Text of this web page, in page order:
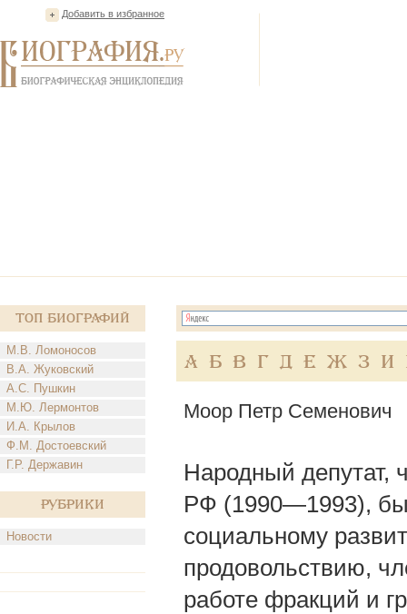
Добавить в избранное
Топ Биографий
М.В. Ломоносов
В.А. Жуковский
А.С. Пушкин
М.Ю. Лермонтов
И.А. Крылов
Ф.М. Достоевский
Г.Р. Державин
Рубрики
Новости
А Б В Г Д Е Ж З И
Моор Петр Семенович
Народный депутат,
РФ (1990—1993),
социальному
продовольствию,
работе фракций и